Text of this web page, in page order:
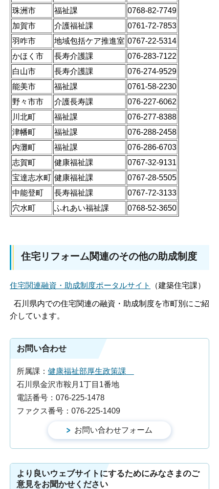
珠洲市
福祉課
0768-82-7749
加賀市
介護福祉課
0761-72-7853
羽咋市
地域包括ケア推進室 0767-22-5314
かほく市
長寿介護課
076-283-7122
白山市
長寿介護課
076-274-9529
能美市
福祉課
0761-58-2230
野々市市
介護長寿課
076-227-6062
川北町
福祉課
076-277-8388
津幡町
福祉課
076-288-2458
内灘町
福祉課
076-286-6703
志賀町
健康福祉課
0767-32-9131
宝達志水町 健康福祉課
0767-28-5505
中能登町
長寿福祉課
0767-72-3133
穴水町
ふれあい福祉課 0768-52-3650
住宅リフォーム関連のその他の助成制度
住宅関連融資・助成制度ポータルサイト （建築住宅課）
石川県内での住宅関連の融資・助成制度を市町別にご紹
介しています。
お問い合わせ
所属課： 健康福祉部厚生政策課
石川県金沢市鞍月1丁目1番地
電話番号：076-225-1478
ファクス番号：076-225-1409
より良いウェブサイトにするためにみなさまのご
意見をお聞かせください